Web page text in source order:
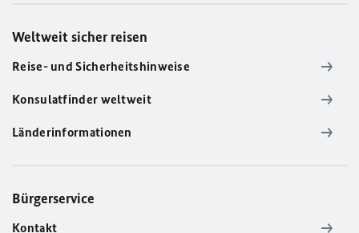
Weltweit sicher reisen
Reise- und Sicherheitshinweise
Konsulatfinder weltweit
Länderinformationen
Bürgerservice
Kontakt